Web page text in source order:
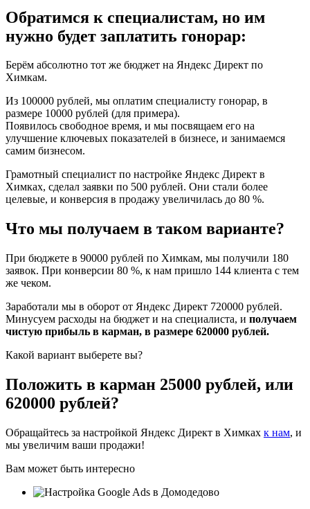
Обратимся к специалистам, но им
нужно будет заплатить гонорар:
Берём абсолютно тот же бюджет на Яндекс Директ по
Химкам.
Из 100000 рублей, мы оплатим специалисту гонорар, в
размере 10000 рублей (для примера).
Появилось свободное время, и мы посвящаем его на
улучшение ключевых показателей в бизнесе, и занимаемся
самим бизнесом.
Грамотный специалист по настройке Яндекс Директ в
Химках, сделал заявки по 500 рублей. Они стали более
целевые, и конверсия в продажу увеличилась до 80 %.
Что мы получаем в таком варианте?
При бюджете в 90000 рублей по Химкам, мы получили 180
заявок. При конверсии 80 %, к нам пришло 144 клиента с тем
же чеком.
Заработали мы в оборот от Яндекс Директ 720000 рублей.
Минусуем расходы на бюджет и на специалиста, и получаем
чистую прибыль в карман, в размере 620000 рублей.
Какой вариант выберете вы?
Положить в карман 25000 рублей, или
620000 рублей?
Обращайтесь за настройкой Яндекс Директ в Химках к нам, и
мы увеличим ваши продажи!
Вам может быть интересно